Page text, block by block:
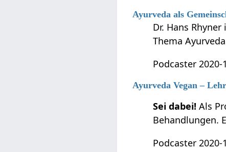
Ayurveda als
Dr. Hans
Thema
Podcaster 2020-
Ayurveda Vegan –
Sei dabei!Als
Behandlungen.
Podcaster 2020-